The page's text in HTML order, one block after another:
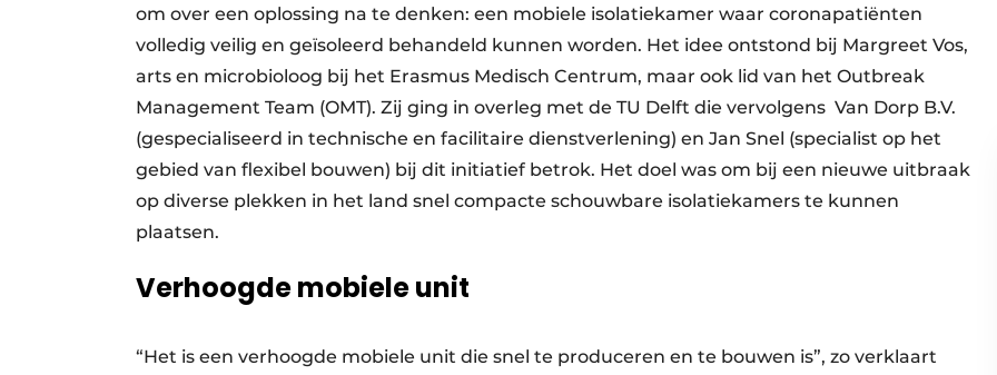
om over een oplossing na te denken: een mobiele isolatiekamer waar coronapatiënten
volledig veilig en geïsoleerd behandeld kunnen worden. Het idee ontstond bij Margreet Vos,
arts en microbioloog bij het Erasmus Medisch Centrum, maar ook lid van het Outbreak
Management Team (OMT). Zij ging in overleg met de TU Delft die vervolgens Van Dorp B.V.
(gespecialiseerd in technische en facilitaire dienstverlening) en Jan Snel (specialist op het
gebied van flexibel bouwen) bij dit initiatief betrok. Het doel was om bij een nieuwe uitbraak
op diverse plekken in het land snel compacte schouwbare isolatiekamers te kunnen
plaatsen.
Verhoogde mobiele unit
“Het is een verhoogde mobiele unit die snel te produceren en te bouwen is”, zo verklaart